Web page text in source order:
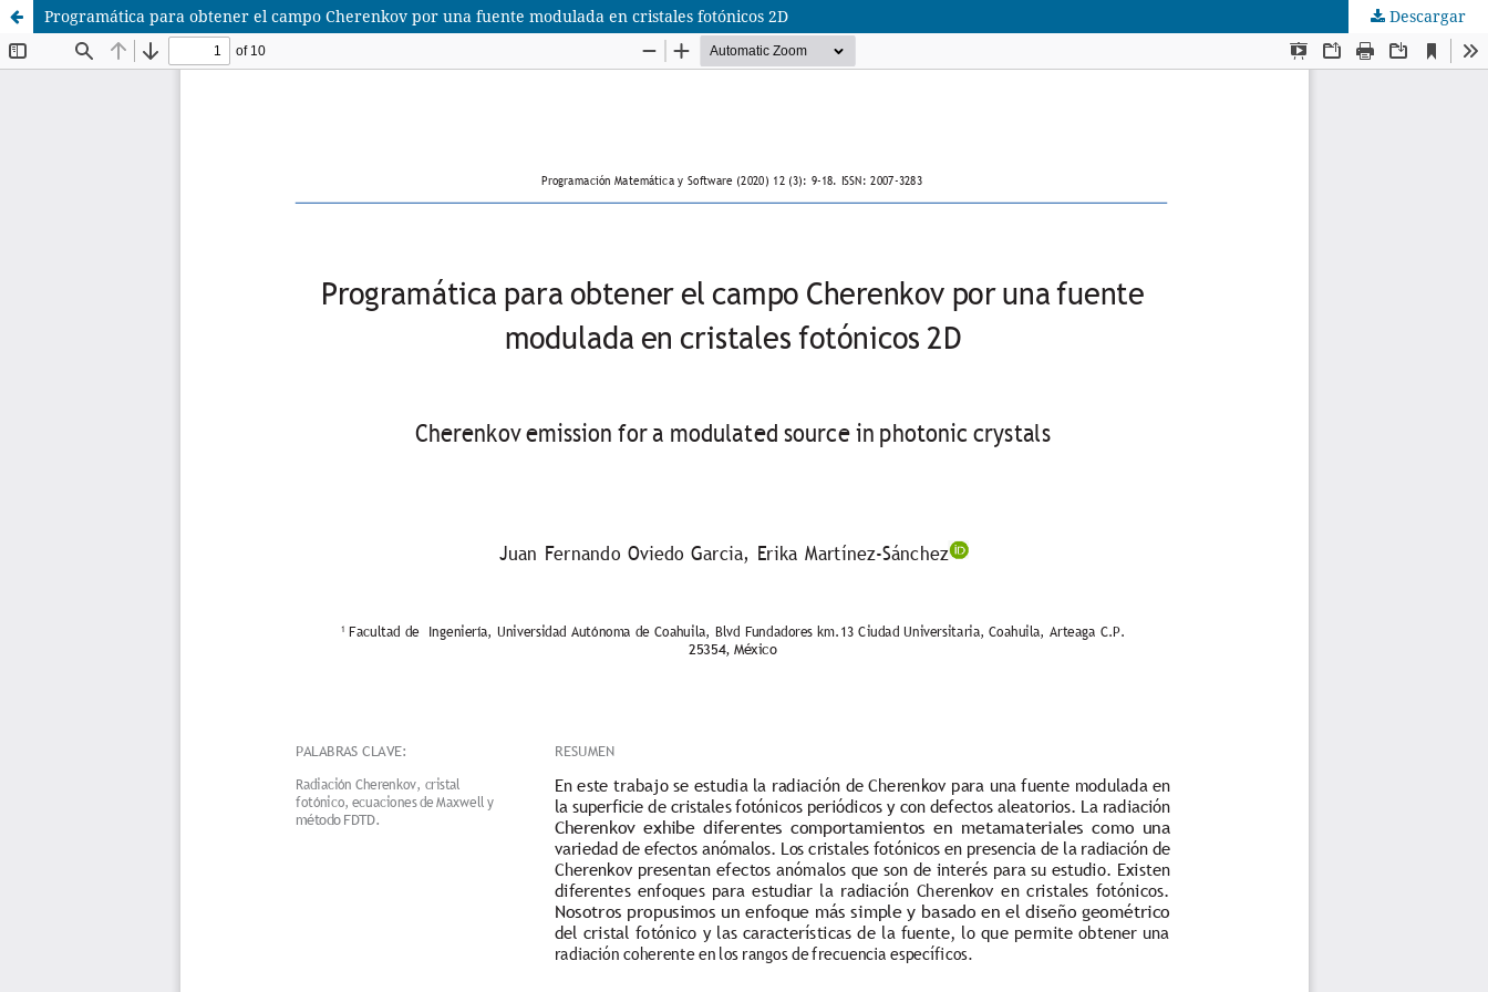
Programática para obtener el campo Cherenkov por una fuente modulada en cristales fotónicos 2D Descargar